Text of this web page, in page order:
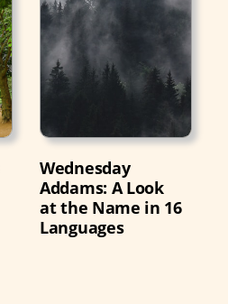
Wednesday
Addams: A Look
at the Name in 16
Languages